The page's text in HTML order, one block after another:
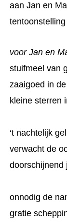
aan Jan en
voor Jan en
stuifmeel van
zaaigoed in
kleine sterren
‘t nachtelijk
verwacht de
doorschijnend
onnodig de
gratie